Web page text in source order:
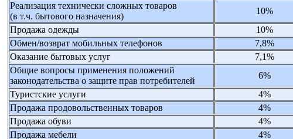
Реализация технически сложных товаров
(в т.ч. бытового назначения)
10%
Продажа одежды
10%
Обмен/возврат мобильных телефонов
7,8%
Оказание бытовых услуг
7,1%
Общие вопросы применения положений
законодательства о защите прав потребителей
6%
Туристские услуги
4%
Продажа продовольственных товаров
4%
Продажа обуви
4%
Продажа мебели
4%